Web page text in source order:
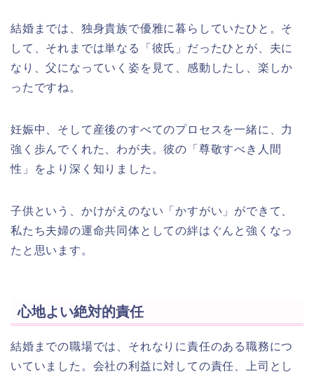
結婚までは、独身貴族で優雅に暮らしていたひと。そ
して、それまでは単なる「彼氏」だったひとが、夫に
なり、父になっていく姿を見て、感動したし、楽しか
ったですね。
妊娠中、そして産後のすべてのプロセスを一緒に、力
強く歩んでくれた、わが夫。彼の「尊敬すべき人間
性」をより深く知りました。
子供という、かけがえのない「かすがい」ができて、
私たち夫婦の運命共同体としての絆はぐんと強くなっ
たと思います。
心地よい絶対的責任
結婚までの職場では、それなりに責任のある職務につ
いていました。会社の利益に対しての責任、上司とし